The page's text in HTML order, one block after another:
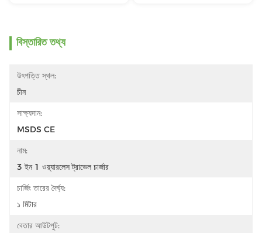
বিস্তারিত তথ্য
উৎপত্তি স্থল:
চীন
সাক্ষ্যদান:
MSDS CE
নাম:
3 ইন 1 ওয়্যারলেস ট্রাভেল চার্জার
চার্জিং তারের দৈর্ঘ্য:
১ মিটার
বেতার আউটপুট: